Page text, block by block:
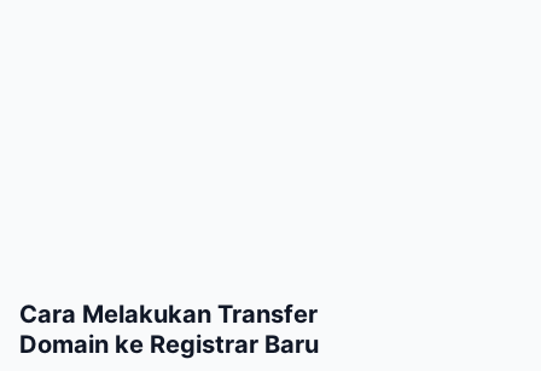
Cara Melakukan Transfer
Domain ke Registrar Baru